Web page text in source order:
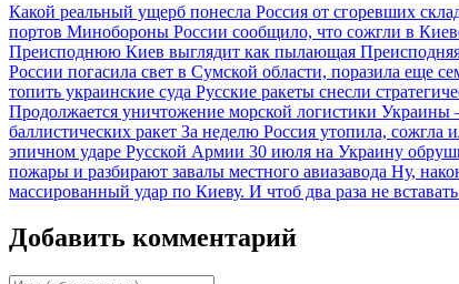
Какой реальный ущерб понесла Россия от сгоревших
портов Минобороны России сообщило, что сожгли в
Преисподнюю Киев выглядит как пылающая Преисподняя
России погасила свет в Сумской области, поразила еще
топить украинские суда Русские ракеты снесли
Продолжается уничтожение морской логистики
баллистических ракет За неделю Россия утопила, сожгла
эпичном ударе Русской Армии 30 июля на Украину
пожары и разбирают завалы местного авиазавода Ну,
массированный удар по Киеву. И чтоб два раза не
Добавить комментарий